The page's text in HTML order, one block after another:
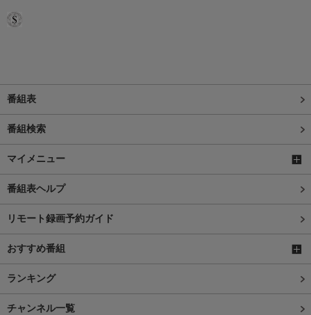
番組表
番組検索
マイメニュー
番組表ヘルプ
リモート録画予約ガイド
おすすめ番組
ランキング
チャンネル一覧